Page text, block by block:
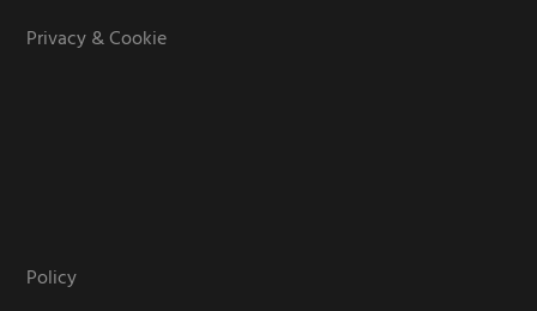
Privacy & Cookie
Policy